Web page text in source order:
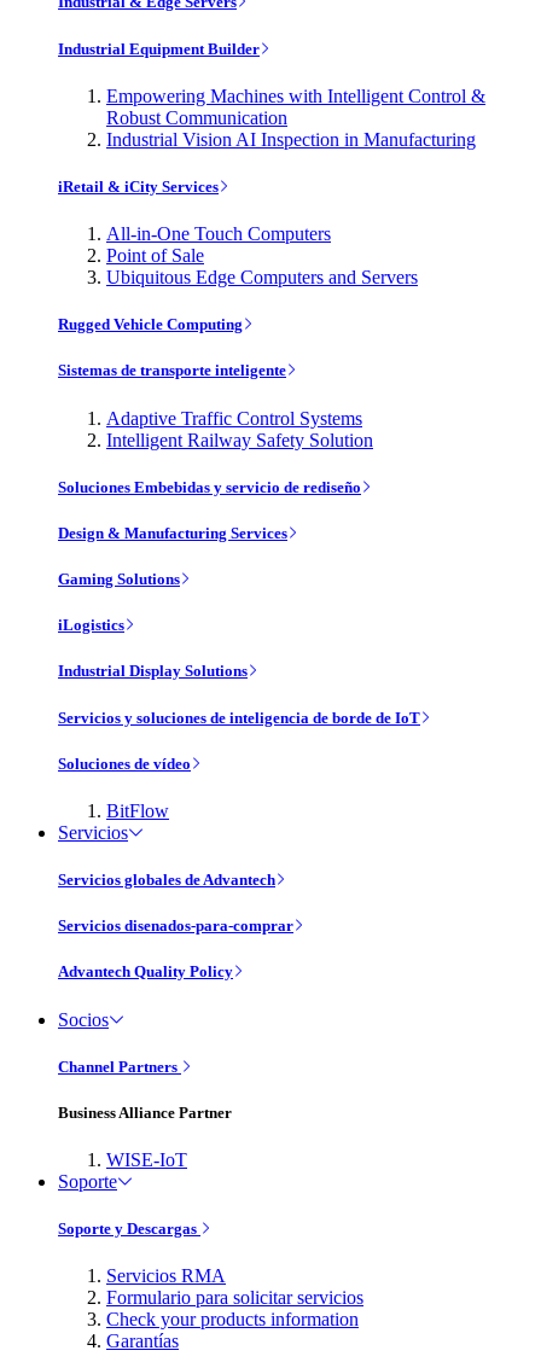
Industrial Equipment Builder
Empowering Machines with Intelligent Control &
Robust Communication
Industrial Vision AI Inspection in Manufacturing
iRetail & iCity Services
All-in-One Touch Computers
Point of Sale
Ubiquitous Edge Computers and Servers
Rugged Vehicle Computing
Sistemas de transporte inteligente
Adaptive Traffic Control Systems
Intelligent Railway Safety Solution
Soluciones Embebidas y servicio de rediseño
Design & Manufacturing Services
Gaming Solutions
iLogistics
Industrial Display Solutions
Servicios y soluciones de inteligencia de borde de IoT
Soluciones de vídeo
BitFlow
Servicios
Servicios globales de Advantech
Servicios disenados-para-comprar
Advantech Quality Policy
Socios
Channel Partners
Business Alliance Partner
WISE-IoT
Soporte
Soporte y Descargas
Servicios RMA
Formulario para solicitar servicios
Check your products information
Garantías